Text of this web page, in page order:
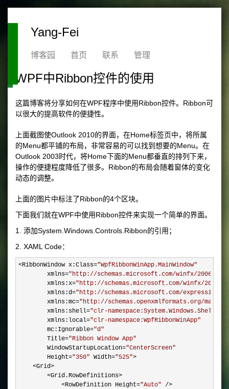
Yang-Fei
博客园 首页 联系 管理
WPF中Ribbon控件的使用
这篇博客将分享如何在WPF程序中使用Ribbon控件。Ribbon可
以很大的提高软件的便捷性。
上面截图使Outlook 2010的界面，在Home标签页中，将所属
的Menu都平铺的布局，非常容易的可以找到想要的Menu。在
Outlook 2003时代，将Home下面的Menu都垂直的排列下来，
操作的便捷程度降低了很多。Ribbon的布局会随着窗体的变化
动态的调整。
上面的图片中标注了Ribbon的4个区块。
下面我们就在WPF中使用Ribbon控件来实现一个简单的界面。
1. 添加System.Windows.Controls.Ribbon的引用；
2. XAML Code：
<RibbonWindow x:Class="WpfRibbonWinApp.MainWindow"
        xmlns
="http://schemas.microsoft.com/winfx/2006/
        xmlns:x
="http://schemas.microsoft.com/winfx/2006/
        xmlns:d
="http://schemas.microsoft.com/expression/
        xmlns:mc
="http://schemas.openxmlformats.org/
        xmlns:shell
="clr-
        xmlns:local
="clr-namespace:WpfRibbonWinApp"
        mc:Ignorable
="d"
        Title
="Ribbon Window App"
        WindowStartupLocation
="CenterScreen"
        Height
="350" Width="525">
    <Grid>
        <Grid.RowDefinitions>
            <RowDefinition Height=
"Auto" />